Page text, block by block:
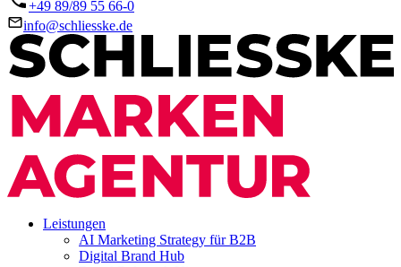
+49 89/89 55 66-0
info@schliesske.de
Leistungen
AI Marketing Strategy für B2B
Digital Brand Hub